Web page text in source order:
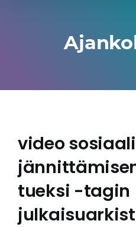
video
tueksi -tagin